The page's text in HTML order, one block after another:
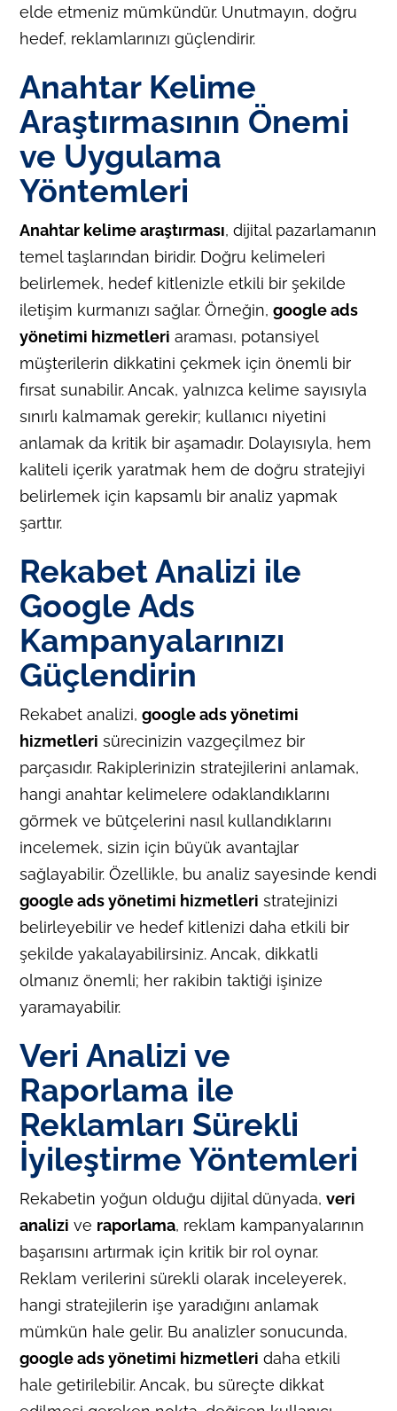
elde etmeniz mümkündür. Unutmayın, doğru
hedef, reklamlarınızı güçlendirir.
Anahtar Kelime
Araştırmasının Önemi
ve Uygulama
Yöntemleri
Anahtar kelime araştırması, dijital pazarlamanın
temel taşlarından biridir. Doğru kelimeleri
belirlemek, hedef kitlenizle etkili bir şekilde
iletişim kurmanızı sağlar. Örneğin,google ads
yönetimi hizmetleri araması, potansiyel
müşterilerin dikkatini çekmek için önemli bir
fırsat sunabilir. Ancak, yalnızca kelime sayısıyla
sınırlı kalmamak gerekir; kullanıcı niyetini
anlamak da kritik bir aşamadır. Dolayısıyla, hem
kaliteli içerik yaratmak hem de doğru stratejiyi
belirlemek için kapsamlı bir analiz yapmak
şarttır.
Rekabet Analizi ile
Google Ads
Kampanyalarınızı
Güçlendirin
Rekabet analizi,google ads yönetimi
hizmetleri sürecinizin vazgeçilmez bir
parçasıdır. Rakiplerinizin stratejilerini anlamak,
hangi anahtar kelimelere odaklandıklarını
görmek ve bütçelerini nasıl kullandıklarını
incelemek, sizin için büyük avantajlar
sağlayabilir. Özellikle, bu analiz sayesinde kendi
google ads yönetimi hizmetleri stratejinizi
belirleyebilir ve hedef kitlenizi daha etkili bir
şekilde yakalayabilirsiniz. Ancak, dikkatli
olmanız önemli; her rakibin taktiği işinize
yaramayabilir.
Veri Analizi ve
Raporlama ile
Reklamları Sürekli
İyileştirme Yöntemleri
Rekabetin yoğun olduğu dijital dünyada,veri
analizi ve raporlama, reklam kampanyalarının
başarısını artırmak için kritik bir rol oynar.
Reklam verilerini sürekli olarak inceleyerek,
hangi stratejilerin işe yaradığını anlamak
mümkün hale gelir. Bu analizler sonucunda,
google ads yönetimi hizmetleri daha etkili
hale getirilebilir. Ancak, bu süreçte dikkat